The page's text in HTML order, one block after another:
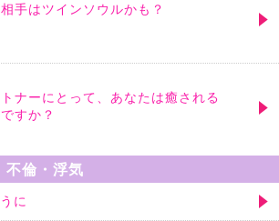
手はツインソウルかも？
ナーにとって、あなたは癒される
すか？
不倫・浮気
に